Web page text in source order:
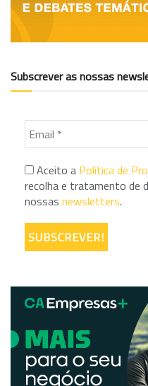
Subscrever as nossas
Aceito a Política de
recolha e tratamento de
nossas newsletters.